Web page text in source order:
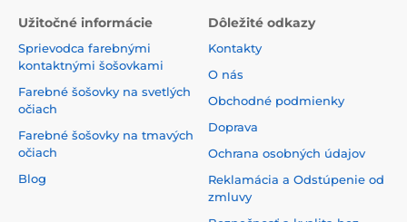
Užitočné informácie
Sprievodca farebnými
kontaktnými šošovkami
Farebné šošovky na svetlých
očiach
Farebné šošovky na tmavých
očiach
Blog
Dôležité odkazy
Kontakty
O nás
Obchodné podmienky
Doprava
Ochrana osobných údajov
Reklamácia a Odstúpenie od
zmluvy